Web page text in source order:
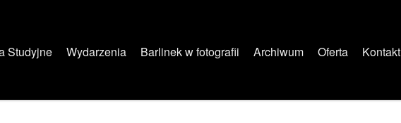
Studyjne Wydarzenia Barlinek w fotografii Archiwum Oferta Kontakt